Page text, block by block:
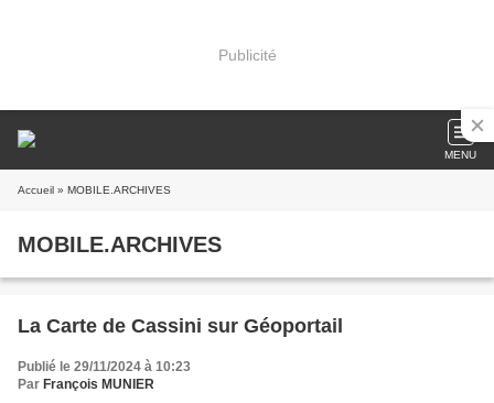
Publicité
MENU
Accueil » MOBILE.ARCHIVES
MOBILE.ARCHIVES
La Carte de Cassini sur Géoportail
Publié le 29/11/2024 à 10:23
Par François MUNIER